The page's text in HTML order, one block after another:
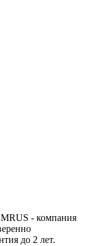
- компания
до 2 лет.